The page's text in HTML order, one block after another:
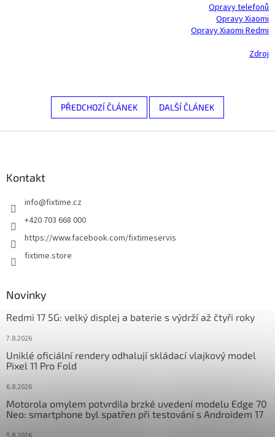
Opravy telefonů
Opravy Xiaomi
Opravy Xiaomi Redmi
Zdroj
PŘEDCHOZÍ ČLÁNEK DALŠÍ ČLÁNEK
Kontakt
info@fixtime.cz
+420 703 668 000
https://www.facebook.com/fixtimeservis
fixtime.store
Novinky
Redmi 17 5G: velký displej a baterie s výdrží až čtyři roky
7.8.2026
Uniklé oficiální rendery odhalují skládací vlajkový model
Pixel 11 Pro Fold
6.8.2026
Motorola omylem potvrdila brzké uvedení modelu Edge 70
Neo: smartphone byl spatřen při testování s Androidem 17